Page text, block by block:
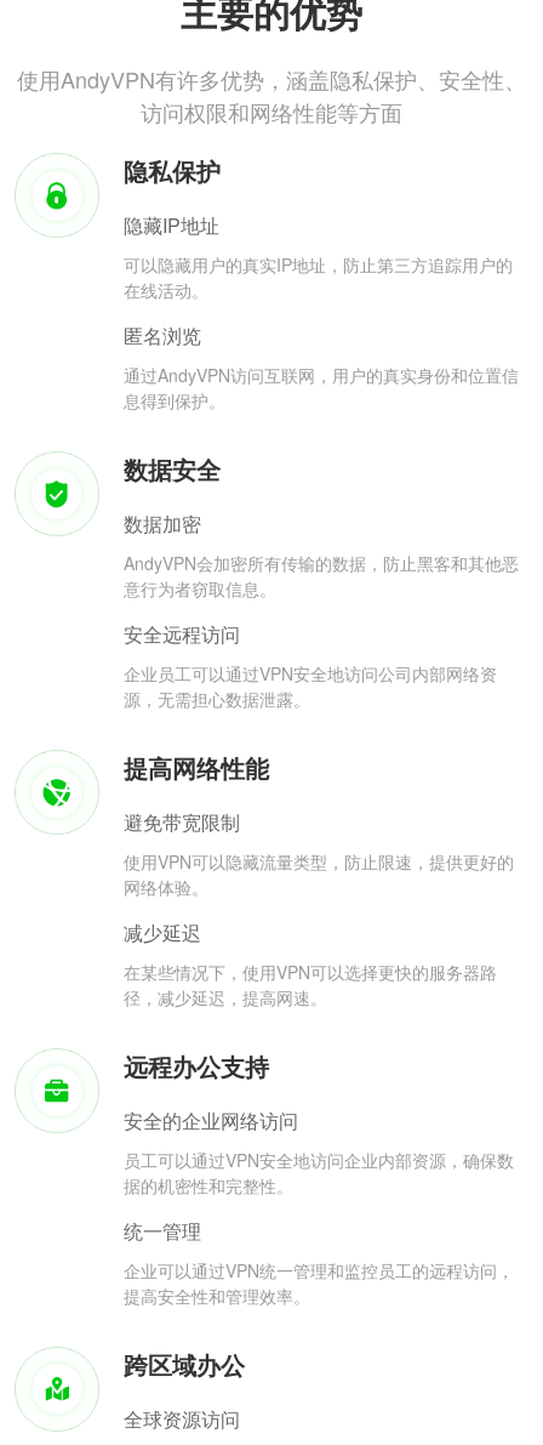
主要的优势
使用AndyVPN有许多优势，涵盖隐私保护、安全性、
访问权限和网络性能等方面
隐私保护
隐藏IP地址
可以隐藏用户的真实IP地址，防止第三方追踪用户的
在线活动。
匿名浏览
通过AndyVPN访问互联网，用户的真实身份和位置信
息得到保护。
数据安全
数据加密
AndyVPN会加密所有传输的数据，防止黑客和其他恶
意行为者窃取信息。
安全远程访问
企业员工可以通过VPN安全地访问公司内部网络资
源，无需担心数据泄露。
提高网络性能
避免带宽限制
使用VPN可以隐藏流量类型，防止限速，提供更好的
网络体验。
减少延迟
在某些情况下，使用VPN可以选择更快的服务器路
径，减少延迟，提高网速。
远程办公支持
安全的企业网络访问
员工可以通过VPN安全地访问企业内部资源，确保数
据的机密性和完整性。
统一管理
企业可以通过VPN统一管理和监控员工的远程访问，
提高安全性和管理效率。
跨区域办公
全球资源访问